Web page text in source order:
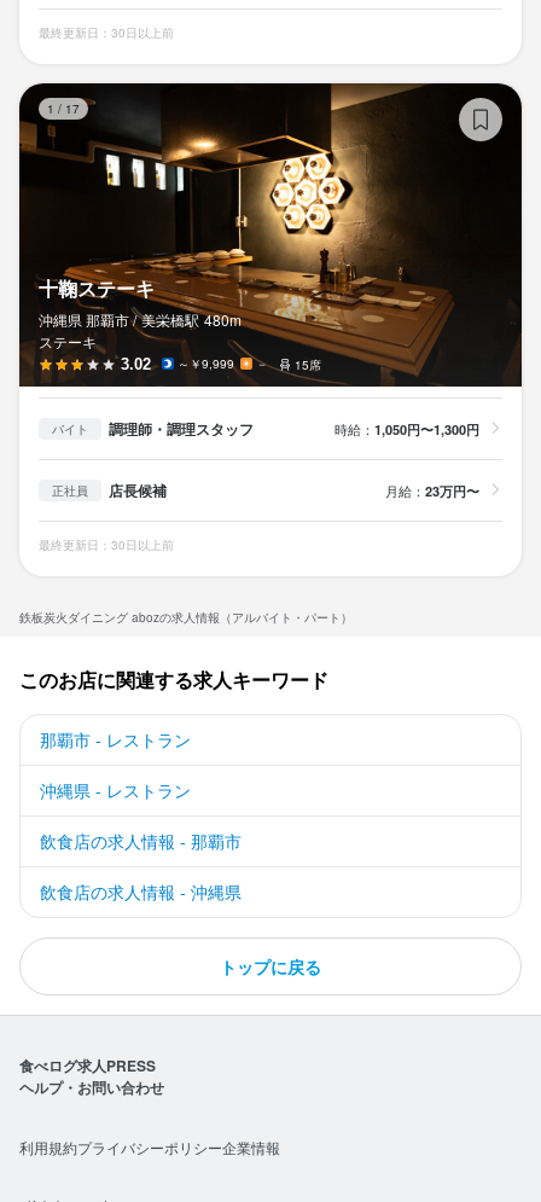
鉄板炭火ダイニング abozの求人情報（アルバイト・パート）
最終更新日：30日以上前
1 / 17
十鞠ステーキ
沖縄県 那覇市 / 美栄橋駅 480m
ステーキ
3.02 ～￥9,999 － 15席
バイト 調理師・調理スタッフ 時給： 1,050円〜1,300円
正社員 店長候補 月給： 23万円〜
最終更新日：30日以上前
このお店に関連する求人キーワード
那覇市 - レストラン
沖縄県 - レストラン
飲食店の求人情報 - 那覇市
飲食店の求人情報 - 沖縄県
トップに戻る
食べログ求人PRESS
ヘルプ・お問い合わせ
利用規約プライバシーポリシー企業情報